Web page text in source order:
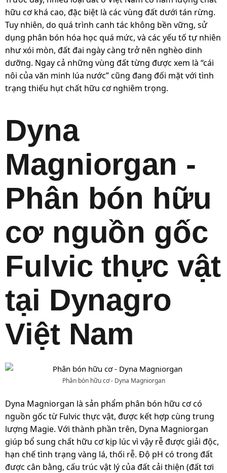
hữu cơ khá cao, đặc biệt là các vùng đất dưới tán rừng.
Tuy nhiên, do quá trình canh tác không bền vững, sử
dụng phân bón hóa học quá mức, và các yếu tố tự nhiên
như xói mòn, đất đai ngày càng trở nên nghèo dinh
dưỡng. Ngay cả những vùng đất từng được xem là “cái
nôi của văn minh lúa nước” cũng đang đối mặt với tình
trạng thiếu hụt chất hữu cơ nghiêm trọng.
Dyna
Magniorgan -
Phân bón hữu
cơ nguồn gốc
Fulvic thực vật
tại Dynagro
Việt Nam
Phân bón hữu cơ - Dyna Magniorgan
Dyna Magniorgan là sản phẩm phân bón hữu cơ có
nguồn gốc từ Fulvic thực vật, được kết hợp cùng trung
lượng Magie. Với thành phần trên, Dyna Magniorgan
giúp bổ sung chất hữu cơ kịp lúc vì vậy rễ được giải độc,
hạn chế tình trạng vàng lá, thối rễ. Độ pH có trong đất
được cân bằng, cấu trúc vật lý của đất cải thiện (đất tơi